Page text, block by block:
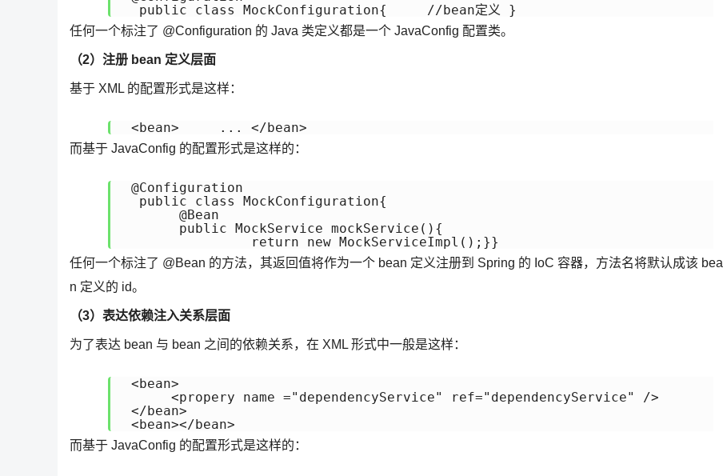
任何一个标注了 @Configuration 的 Java 类定义都是一个 JavaConfig 配置类。
（2）注册 bean 定义层面
基于 XML 的配置形式是这样：
而基于 JavaConfig 的配置形式是这样的：
@Configuration
  public class MockConfiguration{
       @Bean
       public MockService mockService(){
任何一个标注了 @Bean 的方法，其返回值将作为一个 bean 定义注册到 Spring 的 IoC 容器，方法名将默认成该 bea
n 定义的 id。
（3）表达依赖注入关系层面
为了表达 bean 与 bean 之间的依赖关系，在 XML 形式中一般是这样：
<bean>
      <propery name ="dependencyService" ref="dependencyService" />
</bean>
而基于 JavaConfig 的配置形式是这样的：